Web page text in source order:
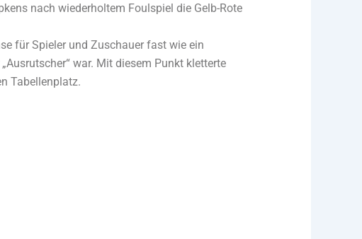
nach wiederholtem Foulspiel die Gelb-Rote
für Spieler und Zuschauer fast wie ein
war. Mit diesem Punkt kletterte
Tabellenplatz.